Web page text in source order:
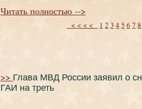
Читать пoлностью -->
< < < < 1 2 3 4 5 6 7 8
>> Глава МВД России заявил о
ГАИ на треть